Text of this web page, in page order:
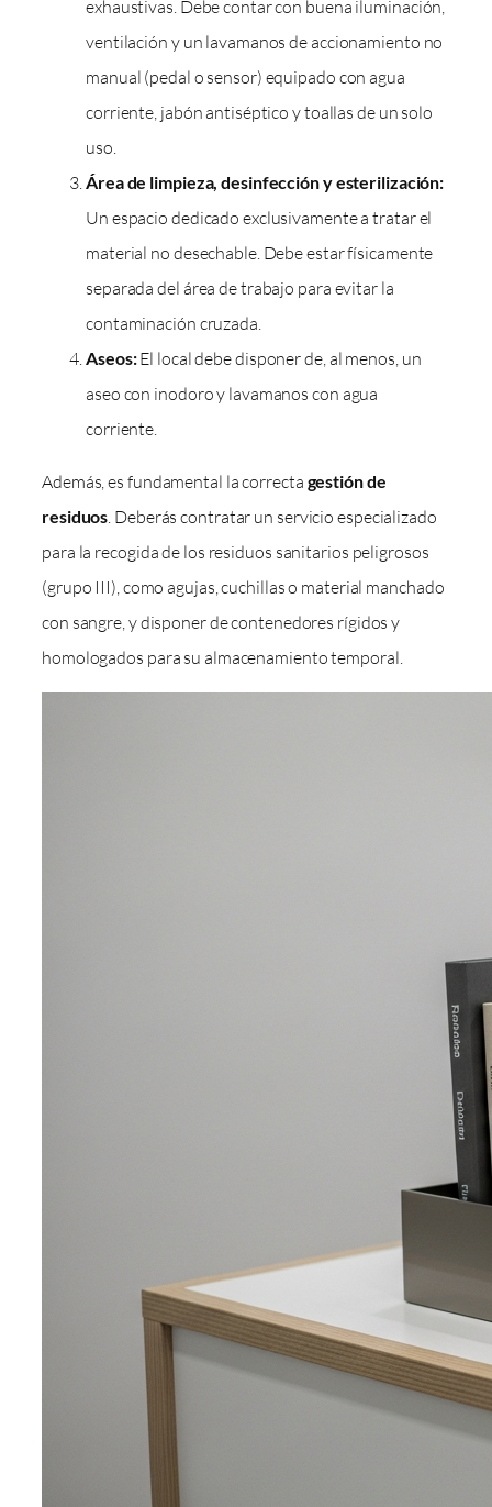
exhaustivas. Debe contar con buena iluminación,
ventilación y un lavamanos de accionamiento no
manual (pedal o sensor) equipado con agua
corriente, jabón antiséptico y toallas de un solo
uso.
Área de limpieza, desinfección y esterilización:
Un espacio dedicado exclusivamente a tratar el
material no desechable. Debe estar físicamente
separada del área de trabajo para evitar la
contaminación cruzada.
Aseos:El local debe disponer de, al menos, un
aseo con inodoro y lavamanos con agua
corriente.
Además, es fundamental la correcta gestión de
residuos. Deberás contratar un servicio especializado
para la recogida de los residuos sanitarios peligrosos
(grupo III), como agujas, cuchillas o material manchado
con sangre, y disponer de contenedores rígidos y
homologados para su almacenamiento temporal.